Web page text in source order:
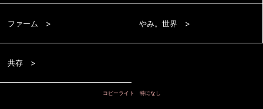
ファーム やみ。世界
共存
コピーライト 特になし